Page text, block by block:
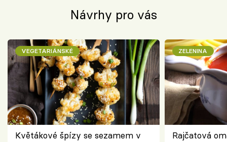
Návrhy pro vás
VEGETARIÁNSKÉ
Květákové špízy se sezamem v
ZELENINA
Rajčatová